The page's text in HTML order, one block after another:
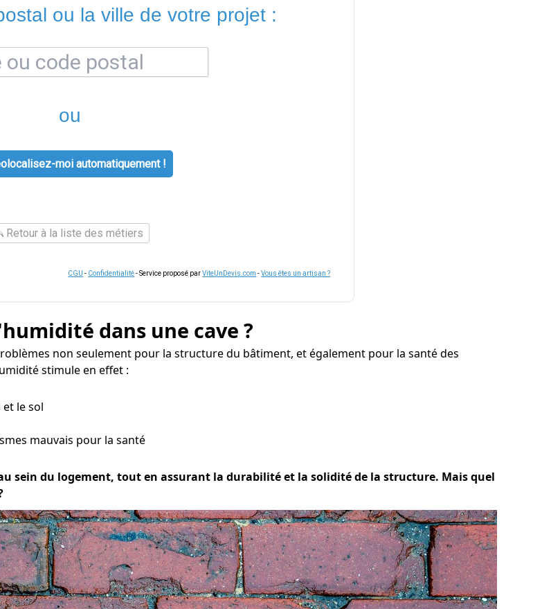
ou la ville de votre projet :
ou
moi automatiquement !
Retour à la liste des métiers
CGU - Confidentialité- Service proposé parViteUnDevis.com -Vous êtes un artisan ?
dans une cave ?
non seulement pour la structure du bâtiment, et également pour la santé des
stimule en effet :
le sol
mauvais pour la santé
sein du logement, tout en assurant la durabilité et la solidité de la structure. Mais quel